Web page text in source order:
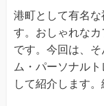
港町として有名
す。おしゃれな
です。今回は、
ム・パーソナル
して紹介します